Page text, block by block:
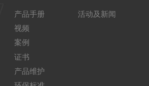
产品手册
视频
案例
证书
产品维护
活动及新闻